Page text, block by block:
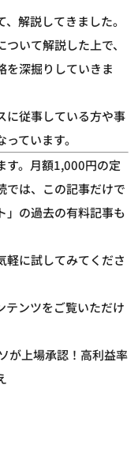
解説してきました。
いて解説した上で、
を深掘りしていきま
に従事している方や事
ています。
す。月額1,000円の定
では、この記事だけで
」の過去の有料記事も
軽に試してみてくださ
テンツをご覧いただけ
が上場承認！高利益率